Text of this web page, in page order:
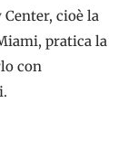
cioè la
pratica la
con